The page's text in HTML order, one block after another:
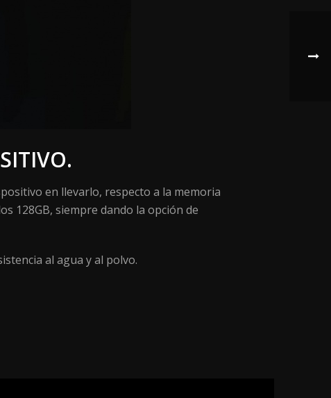
en llevarlo, respecto a la memoria
128GB, siempre dando la opción de
al agua y al polvo.